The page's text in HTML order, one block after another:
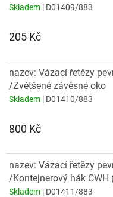
Skladem | D01409/883
205 Kč
nazev: Vázací řetězy
/Zvětšené závěsné oko
Skladem | D01410/883
800 Kč
nazev: Vázací řetězy
/Kontejnerový hák CWH
Skladem | D01411/883